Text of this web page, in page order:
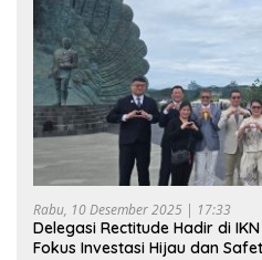
Rabu, 10 Desember 2025 | 17:33
Delegasi Rectitude Hadir di
Fokus Investasi Hijau dan